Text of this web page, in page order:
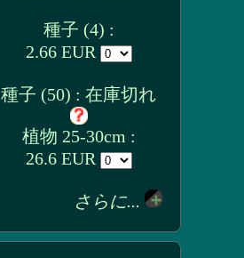
種子 (4) :
2.66 EUR
種子 (50) : 在庫切れ
植物 25-30cm :
26.6 EUR
さらに...